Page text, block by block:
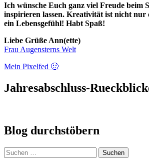
Ich wünsche Euch ganz viel Freude beim
inspirieren lassen. Kreativität ist nicht nur
ein Lebensgefühl! Habt Spaß!
Liebe Grüße Ann(ette)
Frau Augensterns Welt
Mein Pixelfed 🙂
Jahresabschluss-
Blog durchstöbern
Suchen
nach: